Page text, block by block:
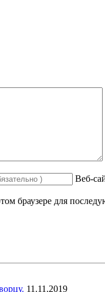
Веб-
браузере для
11.11.2019